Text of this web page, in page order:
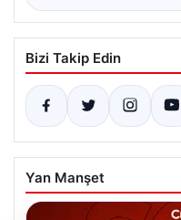
Bizi Takip Edin
Yan Manşet